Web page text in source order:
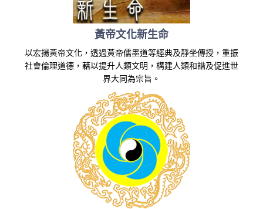
黃帝文化新生命
以宏揚黃帝文化，透過黃帝儒墨道等經典及靜坐傳授，重振
社會倫理道德，藉以提升人類文明，構建人類和諧及促進世
界大同為宗旨。